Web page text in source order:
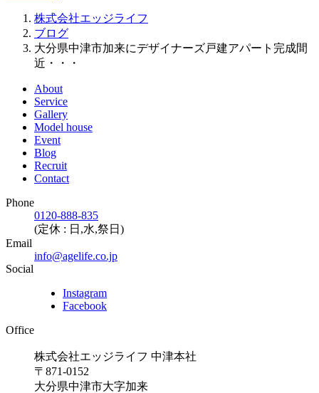
株式会社エッジライフ
ブログ
大分県中津市加来にデザイナーズ戸建アパート完成間
近・・・
About
Service
Gallery
Model house
Event
Blog
Recruit
Contact
Phone
0120-888-835
(定休 : 日,水,祭日)
Email
info@agelife.co.jp
Social
Instagram
Facebook
Office
株式会社エッジライフ 中津本社
〒871-0152
大分県中津市大字加来